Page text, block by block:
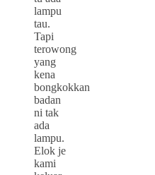
lampu
tau.
Tapi
terowong
yang
kena
bongkokkan
badan
ni tak
ada
lampu.
Elok je
kami